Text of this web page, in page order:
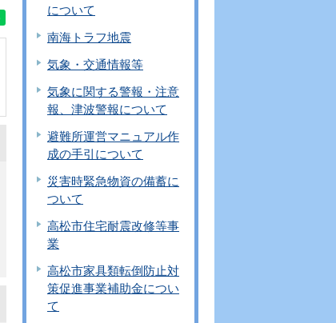
について
南海トラフ地震
気象・交通情報等
気象に関する警報・注意
報、津波警報について
避難所運営マニュアル作
成の手引について
災害時緊急物資の備蓄に
ついて
高松市住宅耐震改修等事
業
高松市家具類転倒防止対
策促進事業補助金につい
て